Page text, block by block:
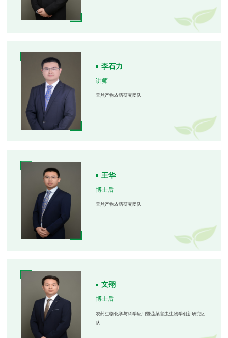
李石力
讲师
天然产物农药研究团队
王华
博士后
天然产物农药研究团队
文翔
博士后
农药生物化学与科学应用暨蔬菜害虫生物学创新研究团
队